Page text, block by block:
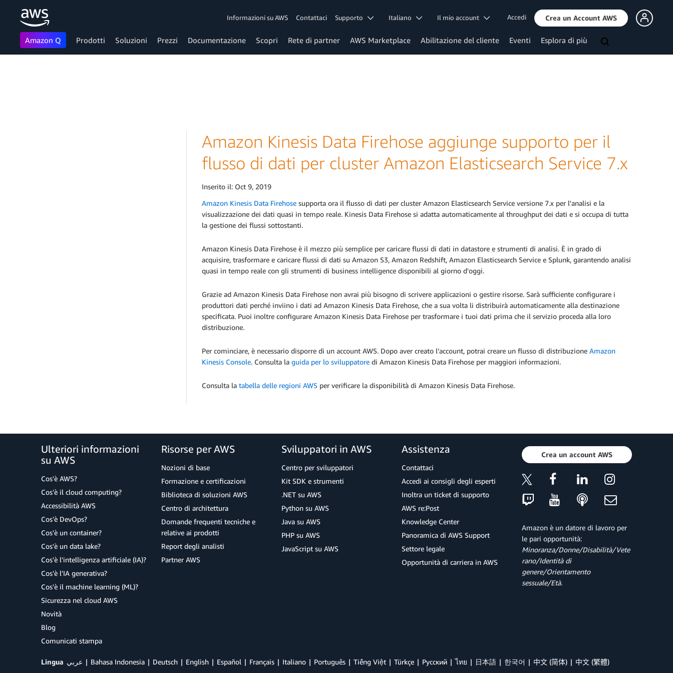
Informazioni su AWS Contattaci Supporto Italiano Il mio account Accedi Crea un Account AWS
Amazon Q Prodotti Soluzioni Prezzi Documentazione Scopri Rete di partner AWS Marketplace Abilitazione del cliente Eventi Esplora di più
Amazon Kinesis Data Firehose aggiunge supporto per il
flusso di dati per cluster Amazon Elasticsearch Service 7.x
Inserito il: Oct 9, 2019
Amazon Kinesis Data Firehose supporta ora il flusso di dati per cluster Amazon Elasticsearch Service versione 7.x per l'analisi e la
visualizzazione dei dati quasi in tempo reale. Kinesis Data Firehose si adatta automaticamente al throughput dei dati e si occupa di tutta
la gestione dei flussi sottostanti.
Amazon Kinesis Data Firehose è il mezzo più semplice per caricare flussi di dati in datastore e strumenti di analisi. È in grado di
acquisire, trasformare e caricare flussi di dati su Amazon S3, Amazon Redshift, Amazon Elasticsearch Service e Splunk, garantendo analisi
quasi in tempo reale con gli strumenti di business intelligence disponibili al giorno d'oggi.
Grazie ad Amazon Kinesis Data Firehose non avrai più bisogno di scrivere applicazioni o gestire risorse. Sarà sufficiente configurare i
produttori dati perché inviino i dati ad Amazon Kinesis Data Firehose, che a sua volta li distribuirà automaticamente alla destinazione
specificata. Puoi inoltre configurare Amazon Kinesis Data Firehose per trasformare i tuoi dati prima che il servizio proceda alla loro
distribuzione.
Per cominciare, è necessario disporre di un account AWS. Dopo aver creato l’account, potrai creare un flusso di distribuzione Amazon
Kinesis Console. Consulta la guida per lo sviluppatore di Amazon Kinesis Data Firehose per maggiori informazioni.
Consulta la tabella delle regioni AWS per verificare la disponibilità di Amazon Kinesis Data Firehose.
Ulteriori informazioni
su AWS
Cos'è AWS?
Cos'è il cloud computing?
Accessibilità AWS
Cos'è DevOps?
Cos'è un container?
Cos'è un data lake?
Cos'è l'intelligenza artificiale (IA)?
Cos'è l'IA generativa?
Cos'è il machine learning (ML)?
Sicurezza nel cloud AWS
Novità
Blog
Comunicati stampa
Risorse per AWS
Nozioni di base
Formazione e certificazioni
Biblioteca di soluzioni AWS
Centro di architettura
Domande frequenti tecniche e
relative ai prodotti
Report degli analisti
Partner AWS
Sviluppatori in AWS
Centro per sviluppatori
Kit SDK e strumenti
.NET su AWS
Python su AWS
Java su AWS
PHP su AWS
JavaScript su AWS
Assistenza
Contattaci
Accedi ai consigli degli esperti
Inoltra un ticket di supporto
AWS re:Post
Knowledge Center
Panoramica di AWS Support
Settore legale
Opportunità di carriera in AWS
Crea un account AWS
Amazon è un datore di lavoro per
le pari opportunità:
Minoranza/Donne/Disabilità/Vete
rano/Identità di
genere/Orientamento
sessuale/Età.
Lingua عربي Bahasa Indonesia Deutsch English Español Français Italiano Português Tiếng Việt Türkçe Ρусский ไทย 日本語 한국어 中文 (简体) 中文 (繁體)